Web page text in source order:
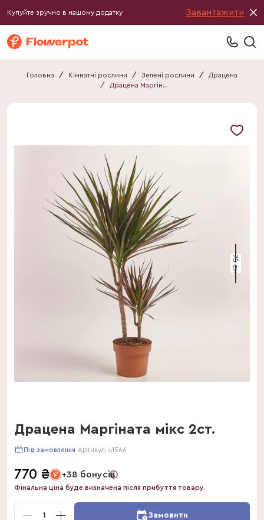
Купуйте зручно в нашому додатку Завантажити
Головна / Кімнатні рослини / Зелені рослини /
Драцена
/
Драцена Маргіната мікс 2ст.
75 см
Драцена Маргіната мікс 2ст.
Під замовлення Артикул: 41566
770 ₴ +38 бонусів
Фінальна ціна буде визначена після прибуття товару.
1 Замовити